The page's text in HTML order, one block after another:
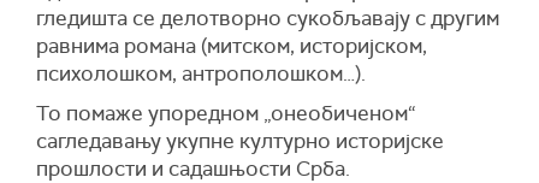
гледишта се делотворно сукобљавају с другим
равнима романа (митском, историјском,
психолошком, антрополошком…).
То помаже упоредном „онеобиченом“
сагледавању укупне културно историјске
прошлости и садашњости Срба.